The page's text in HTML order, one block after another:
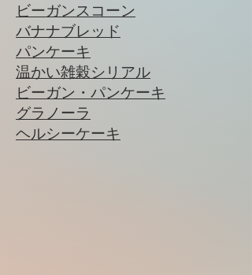
ビーガンスコーン
バナナブレッド
パンケーキ
温かい雑穀シリアル
ビーガン・パンケーキ
​​グラノーラ
ヘルシーケーキ